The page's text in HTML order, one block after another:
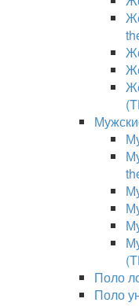
Поло
Поло